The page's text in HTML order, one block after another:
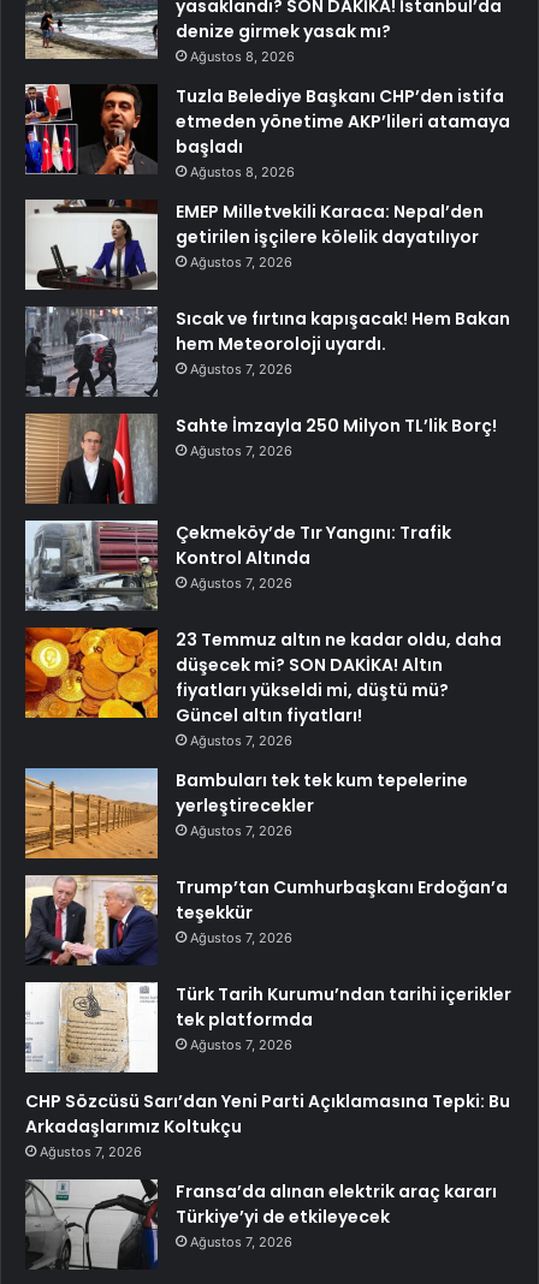
yasaklandı? SON DAKİKA! İstanbul’da
denize girmek yasak mı?
Ağustos 8, 2026
Tuzla Belediye Başkanı CHP’den istifa
etmeden yönetime AKP’lileri atamaya
başladı
Ağustos 8, 2026
EMEP Milletvekili Karaca: Nepal’den
getirilen işçilere kölelik dayatılıyor
Ağustos 7, 2026
Sıcak ve fırtına kapışacak! Hem Bakan
hem Meteoroloji uyardı.
Ağustos 7, 2026
Sahte İmzayla 250 Milyon TL’lik Borç!
Ağustos 7, 2026
Çekmeköy’de Tır Yangını: Trafik
Kontrol Altında
Ağustos 7, 2026
23 Temmuz altın ne kadar oldu, daha
düşecek mi? SON DAKİKA! Altın
fiyatları yükseldi mi, düştü mü?
Güncel altın fiyatları!
Ağustos 7, 2026
Bambuları tek tek kum tepelerine
yerleştirecekler
Ağustos 7, 2026
Trump’tan Cumhurbaşkanı Erdoğan’a
teşekkür
Ağustos 7, 2026
Türk Tarih Kurumu’ndan tarihi içerikler
tek platformda
Ağustos 7, 2026
CHP Sözcüsü Sarı’dan Yeni Parti Açıklamasına Tepki: Bu
Arkadaşlarımız Koltukçu
Ağustos 7, 2026
Fransa’da alınan elektrik araç kararı
Türkiye’yi de etkileyecek
Ağustos 7, 2026